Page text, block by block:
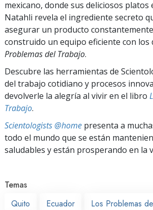
mexicano, donde sus deliciosos platos
Natahli revela el ingrediente secreto
asegurar un producto
construido un equipo eficiente con los
Problemas del Trabajo.
Descubre las herramientas de
del trabajo cotidiano y procesos
devolverle la alegría al vivir en el libro
Trabajo.
Scientologists @home presenta a
todo el mundo que se están
saludables y están prosperando en la
Temas
Quito
Ecuador Los Problemas